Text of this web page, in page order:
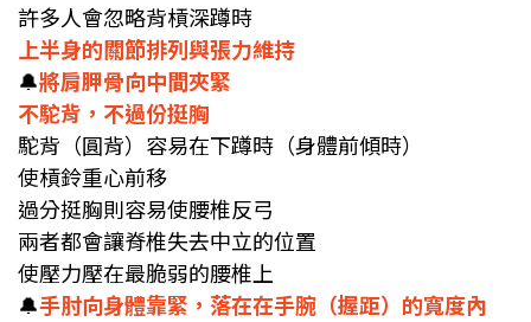
許多人會忽略背槓深蹲時
上半身的關節排列與張力維持
🔔將肩胛骨向中間夾緊
不駝背，不過份挺胸
駝背（圓背）容易在下蹲時（身體前傾時）
使槓鈴重心前移
過分挺胸則容易使腰椎反弓
兩者都會讓脊椎失去中立的位置
使壓力壓在最脆弱的腰椎上
🔔手肘向身體靠緊，落在在手腕（握距）的寬度內